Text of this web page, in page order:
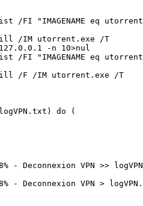
/FI "IMAGENAME eq
/IM utorrent.exe /T
-n 10>nul
/FI "IMAGENAME eq
/F /IM utorrent.exe /T
do (
- Deconnexion VPN >>
- Deconnexion VPN >